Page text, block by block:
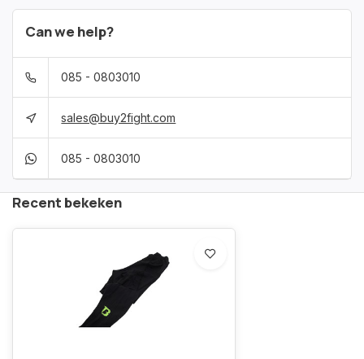
Can we help?
085 - 0803010
sales@buy2fight.com
085 - 0803010
Recent bekeken